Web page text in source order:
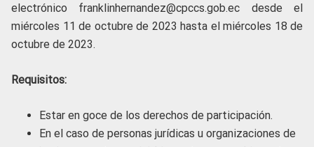
electrónico franklinhernandez@cpccs.gob.ec desde el
miércoles 11 de octubre de 2023 hasta el miércoles 18 de
octubre de 2023.
Requisitos:
Estar en goce de los derechos de participación.
En el caso de personas jurídicas u organizaciones de